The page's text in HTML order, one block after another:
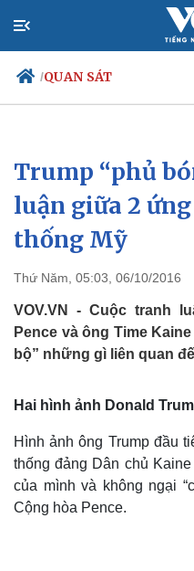
/QUAN SÁT
Chính trị
Đảng
Tổ chức nhân sự
Quốc hội
Nhận diện sự thật
Trump “phủ
luận giữa 2
thống Mỹ
Thứ Năm, 05:03, 06/10/2016
VOV.VN - Cuộc tranh
Pence và ông Time
bộ” những gì liên quan
Hai hình ảnh Donald
Hình ảnh ông Trump đầu
thống đảng Dân chủ
của mình và không ngại
Cộng hòa Pence.